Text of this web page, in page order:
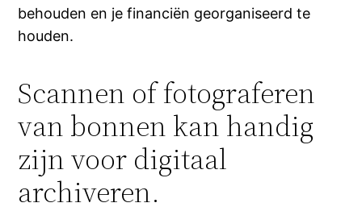
behouden en je financiën georganiseerd te
houden.
Scannen of fotograferen
van bonnen kan handig
zijn voor digitaal
archiveren.